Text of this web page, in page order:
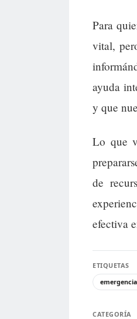
Para
vital,
ayuda
y que
Lo que
de
efectiva
ETIQUETAS
CATEGORÍA